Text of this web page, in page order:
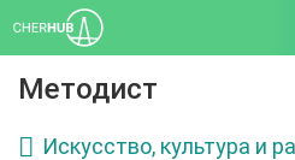
Методист
Искусство, культура и